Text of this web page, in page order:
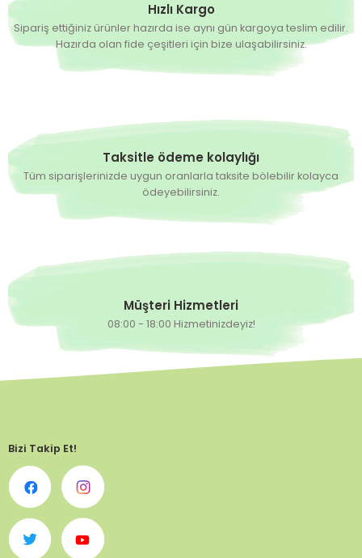
Hızlı Kargo
Sipariş ettiğiniz ürünler hazırda ise aynı gün kargoya teslim edilir.
Hazırda olan fide çeşitleri için bize ulaşabilirsiniz.
Taksitle ödeme kolaylığı
Tüm siparişlerinizde uygun oranlarla taksite bölebilir kolayca
ödeyebilirsiniz.
Müşteri Hizmetleri
08:00 - 18:00 Hizmetinizdeyiz!
Bizi Takip Et!